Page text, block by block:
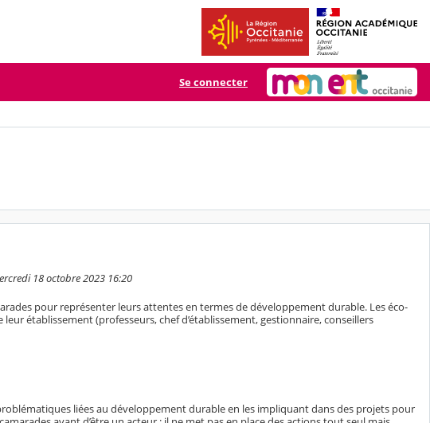
Se connecter
18 octobre 2023 16:20
pour représenter leurs attentes en termes de développement durable. Les éco-
établissement (professeurs, chef d’établissement, gestionnaire, conseillers
liées au développement durable en les impliquant dans des projets pour